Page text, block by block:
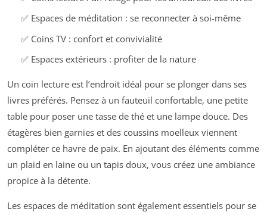
✅ Espaces de méditation : se reconnecter à soi-même
✅ Coins TV : confort et convivialité
✅ Espaces extérieurs : profiter de la nature
Un coin lecture est l’endroit idéal pour se plonger dans ses
livres préférés. Pensez à un fauteuil confortable, une petite
table pour poser une tasse de thé et une lampe douce. Des
étagères bien garnies et des coussins moelleux viennent
compléter ce havre de paix. En ajoutant des éléments comme
un plaid en laine ou un tapis doux, vous créez une ambiance
propice à la détente.
Les espaces de méditation sont également essentiels pour se